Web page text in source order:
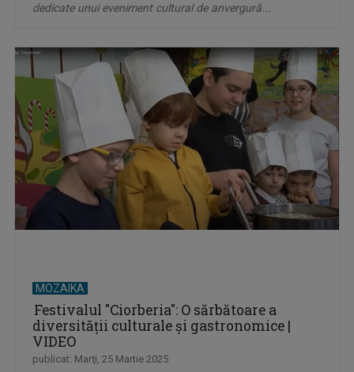
dedicate unui eveniment cultural de anvergură...
MOZAIKA
Festivalul "Ciorberia": O sărbătoare a
diversității culturale și gastronomice |
VIDEO
publicat: Marţi, 25 Martie 2025